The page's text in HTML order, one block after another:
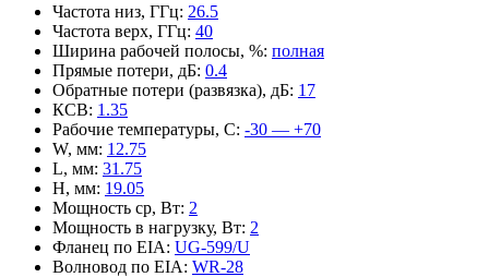
Частота низ, ГГц: 26.5
Частота верх, ГГц: 40
Ширина рабочей полосы, %: полная
Прямые потери, дБ: 0.4
Обратные потери (развязка), дБ: 17
КСВ: 1.35
Рабочие температуры, С: -30 — +70
W, мм: 12.75
L, мм: 31.75
H, мм: 19.05
Мощность ср, Вт: 2
Мощность в нагрузку, Вт: 2
Фланец по EIA: UG-599/U
Волновод по EIA: WR-28